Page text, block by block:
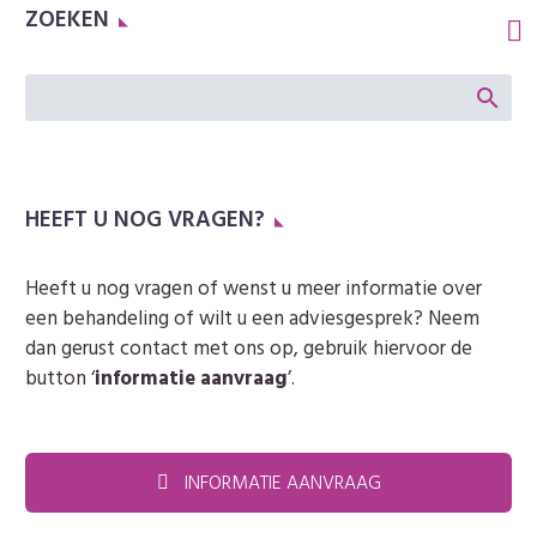
ZOEKEN
HEEFT U NOG VRAGEN?
Heeft u nog vragen of wenst u meer informatie over
een behandeling of wilt u een adviesgesprek? Neem
dan gerust contact met ons op, gebruik hiervoor de
button ‘informatie aanvraag’.
 INFORMATIE AANVRAAG